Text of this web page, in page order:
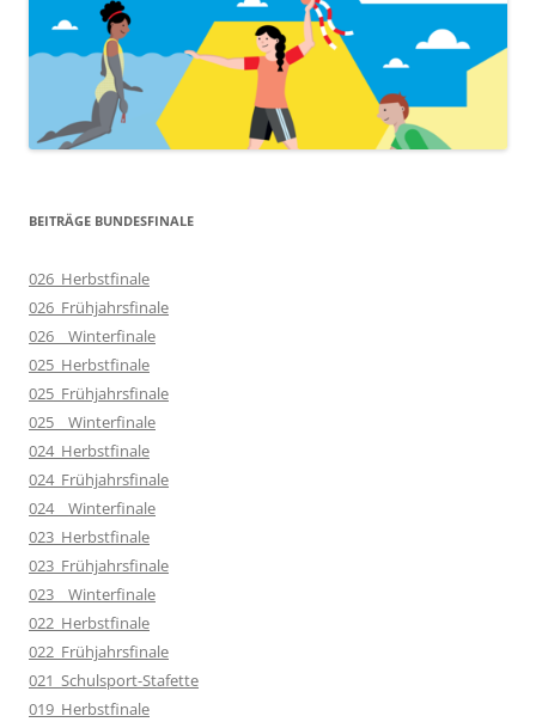
BEITRÄGE BUNDESFINALE
026_Herbstfinale
026_Frühjahrsfinale
026__Winterfinale
025_Herbstfinale
025_Frühjahrsfinale
025__Winterfinale
024_Herbstfinale
024_Frühjahrsfinale
024__Winterfinale
023_Herbstfinale
023_Frühjahrsfinale
023__Winterfinale
022_Herbstfinale
022_Frühjahrsfinale
021_Schulsport-Stafette
019_Herbstfinale